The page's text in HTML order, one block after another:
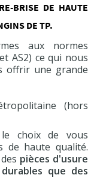
BRISE DE HAUTE
DE TP.
aux normes
AS2) ce qui nous
offrir une grande
(hors
le choix de vous
de haute qualité.
pièces d'usure
que des